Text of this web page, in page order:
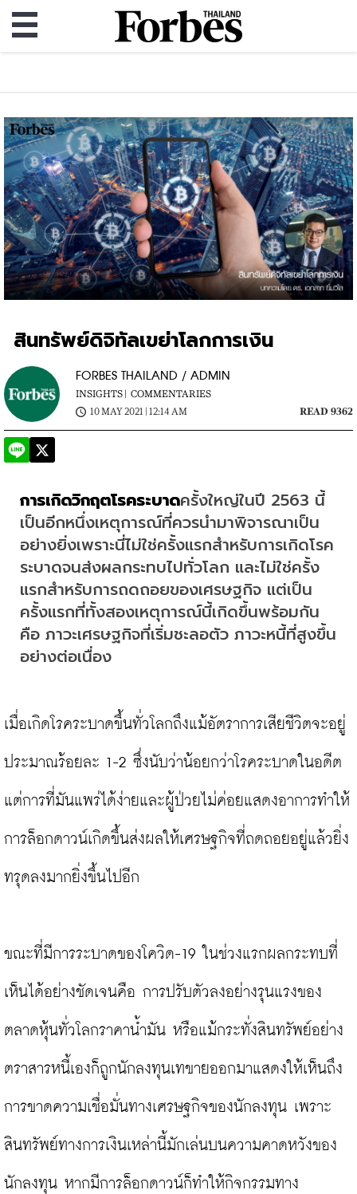
สินทรัพย์ดิจิทัลเขย่าโลกการเงิน
FORBES THAILAND / ADMIN
INSIGHTS |
COMMENTARIES
10 MAY 2021 | 12:14 AM
READ 9362
การเกิดวิกฤตโรคระบาดครั้งใหญ่ในปี 2563 นี้
เป็นอีกหนึ่งเหตุการณ์ที่ควรนำมาพิจารณาเป็น
อย่างยิ่งเพราะนี่ไม่ใช่ครั้งแรกสำหรับการเกิดโรค
ระบาดจนส่งผลกระทบไปทั่วโลก และไม่ใช่ครั้ง
แรกสำหรับการถดถอยของเศรษฐกิจ แต่เป็น
ครั้งแรกที่ทั้งสองเหตุการณ์นี้เกิดขึ้นพร้อมกัน
คือ ภาวะเศรษฐกิจที่เริ่มชะลอตัว ภาวะหนี้ที่สูงขึ้น
อย่างต่อเนื่อง
เมื่อเกิดโรคระบาดขึ้นทั่วโลกถึงแม้อัตราการเสียชีวิตจะอยู่
ประมาณร้อยละ 1-2 ซึ่งนับว่าน้อยกว่าโรคระบาดในอดีต
แต่การที่มันแพร่ได้ง่ายและผู้ป่วยไม่ค่อยแสดงอาการทำให้
การล็อกดาวน์เกิดขึ้นส่งผลให้เศรษฐกิจที่ถดถอยอยู่แล้วยิ่ง
ทรุดลงมากยิ่งขึ้นไปอีก
ขณะที่มีการระบาดของโควิด-19 ในช่วงแรกผลกระทบที่
เห็นได้อย่างชัดเจนคือ การปรับตัวลงอย่างรุนแรงของ
ตลาดหุ้นทั่วโลกราคาน้ำมัน หรือแม้กระทั่งสินทรัพย์อย่าง
ตราสารหนี้เองก็ถูกนักลงทุนเทขายออกมาแสดงให้เห็นถึง
การขาดความเชื่อมั่นทางเศรษฐกิจของนักลงทุน เพราะ
สินทรัพย์ทางการเงินเหล่านี้มักเล่นบนความคาดหวังของ
นักลงทุน หากมีการล็อกดาวน์ก็ทำให้กิจกรรมทาง